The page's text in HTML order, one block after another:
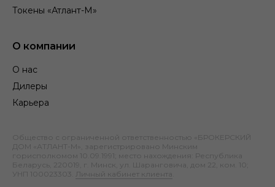
Токены «Атлант-М»
О компании
О нас
Дилеры
Карьера
Общество с ограниченной ответственностью «БРОКЕРСКИЙ
ДОМ «АТЛАНТ-М», зарегистрировано Минским
горисполкомом 10.09.1991; место нахождения: Республика
Беларусь, 220019, г. Минск, ул. Шаранговича, дом 22, ком. 10;
УНП 100023303.
Личный кабинет клиента